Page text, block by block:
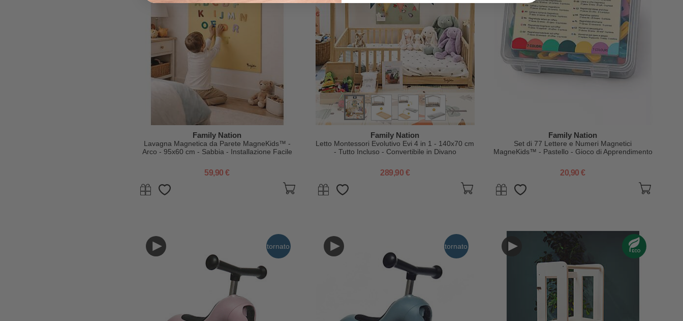
Family Nation
Lavagna Magnetica da Parete MagneKids™ -
Arco - 95x60 cm - Sabbia - Installazione Facile
59,90 €
Family Nation
Letto Montessori Evolutivo Evi 4 in 1 - 140x70 cm
- Tutto Incluso - Convertibile in Divano
289,90 €
Family Nation
Set di 77 Lettere e Numeri Magnetici
MagneKids™ - Pastello - Gioco di Apprendimento
20,90 €
tornato tornato